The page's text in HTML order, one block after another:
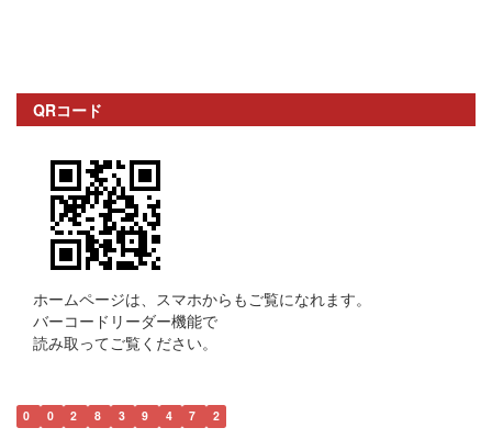
QRコード
ホームページは、スマホからもご覧になれます。
バーコードリーダー機能で
読み取ってご覧ください。
0 0 2 8 3 9 4 7 2